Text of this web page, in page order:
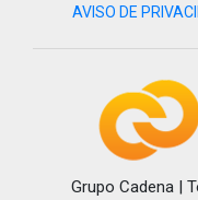
AVISO DE
Grupo Cadena |